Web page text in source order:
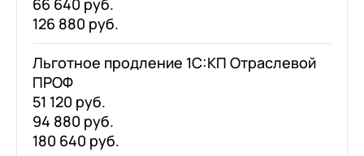
66 640 руб.
126 880 руб.
Льготное продление 1С:КП Отраслевой
ПРОФ
51 120 руб.
94 880 руб.
180 640 руб.